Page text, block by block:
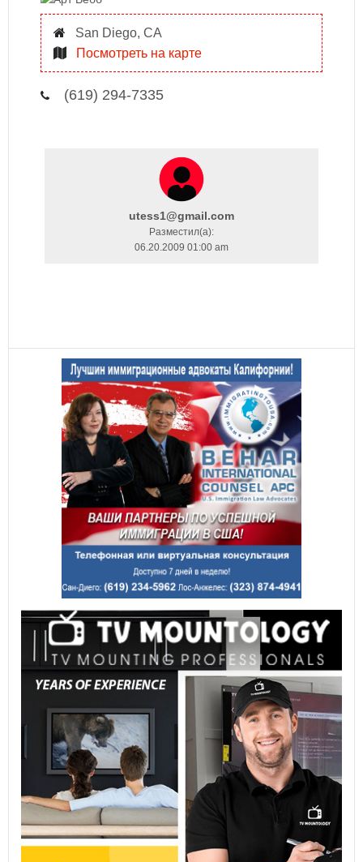
San Diego, CA
Посмотреть на карте
(619) 294-7335
utess1@gmail.com
Разместил(a):
06.20.2009 01:00 am